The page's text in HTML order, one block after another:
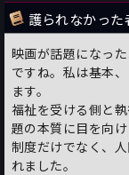
護られなかっ
映画が話題になっ
ですね。私は基本
ます。
福祉を受ける側と
題の本質に目を向
制度だけでなく、
れました。